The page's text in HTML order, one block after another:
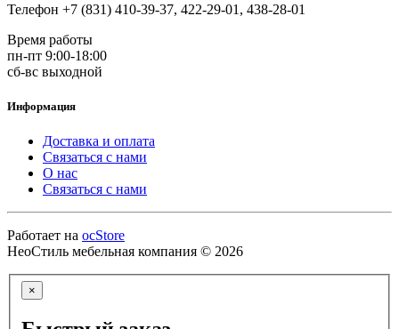
Телефон +7 (831) 410-39-37, 422-29-01, 438-28-01
Время работы
пн-пт 9:00-18:00
сб-вс выходной
Информация
Доставка и оплата
Связаться с нами
О нас
Связаться с нами
Работает на ocStore
НеоСтиль мебельная компания © 2026
×